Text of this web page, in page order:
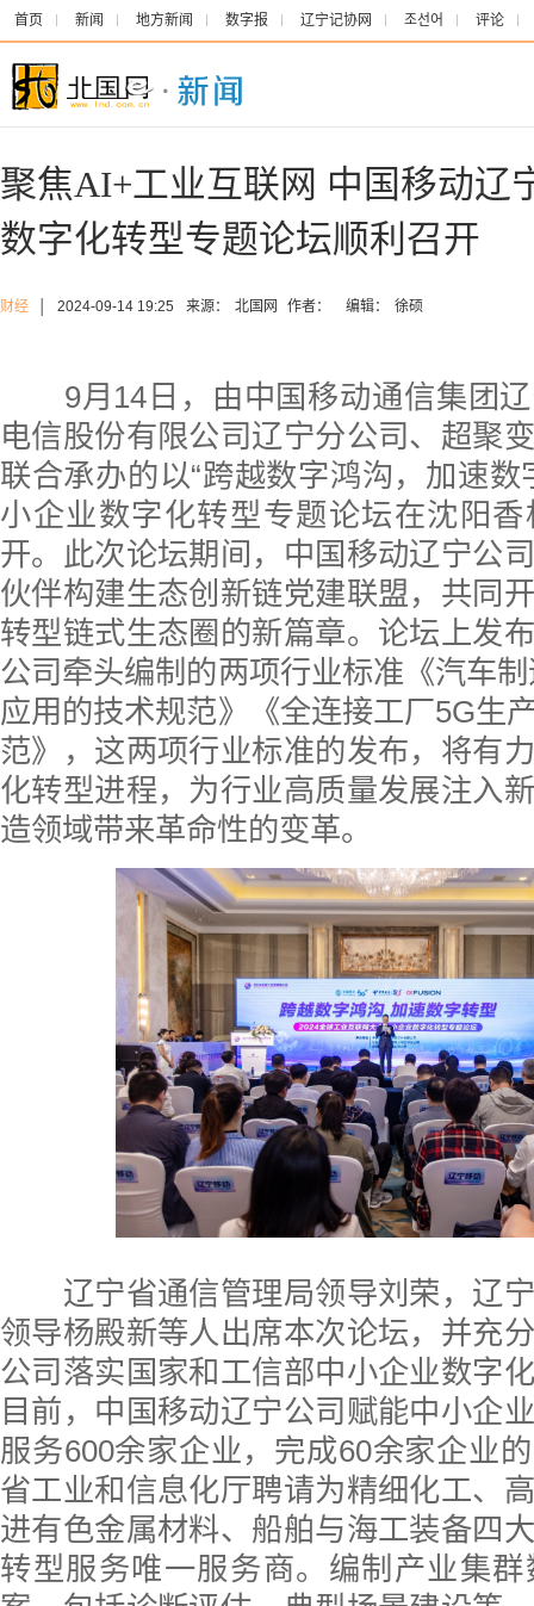
首页 新闻 地方新闻 数字报 辽宁记协网 조선어 评论
聚焦AI+工业互联网 中国移动辽
数字化转型专题论坛顺利召开
财经 2024-09-14 19:25 来源： 北国网 作者： 编辑： 徐硕
9月14日，由中国移动通信集团辽
电信股份有限公司辽宁分公司、超聚
联合承办的以“跨越数字鸿沟，加速数
小企业数字化转型专题论坛在沈阳
开。此次论坛期间，中国移动辽宁公
伙伴构建生态创新链党建联盟，共同
转型链式生态圈的新篇章。论坛上发
公司牵头编制的两项行业标准《汽车
应用的技术规范》《全连接工厂5G生
范》，这两项行业标准的发布，将有
化转型进程，为行业高质量发展注入
造领域带来革命性的变革。
辽宁省通信管理局领导刘荣，辽宁
领导杨殿新等人出席本次论坛，并充
公司落实国家和工信部中小企业数字
目前，中国移动辽宁公司赋能中小企
服务600余家企业，完成60余家企业
省工业和信息化厅聘请为精细化工、
进有色金属材料、船舶与海工装备四
转型服务唯一服务商。编制产业集